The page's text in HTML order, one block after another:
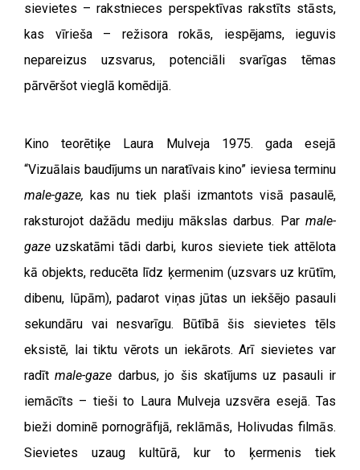
sievietes – rakstnieces perspektīvas rakstīts stāsts,
kas vīrieša – režisora rokās, iespējams, ieguvis
nepareizus uzsvarus, potenciāli svarīgas tēmas
pārvēršot vieglā komēdijā.
Kino teorētiķe Laura Mulveja 1975. gada esejā
“Vizuālais baudījums un naratīvais kino” ieviesa terminu
male-gaze, kas nu tiek plaši izmantots visā pasaulē,
raksturojot dažādu mediju mākslas darbus. Par male-
gazeuzskatāmi tādi darbi, kuros sieviete tiek attēlota
kā objekts, reducēta līdz ķermenim (uzsvars uz krūtīm,
dibenu, lūpām), padarot viņas jūtas un iekšējo pasauli
sekundāru vai nesvarīgu. Būtībā šis sievietes tēls
eksistē, lai tiktu vērots un iekārots. Arī sievietes var
radītmale-gaze darbus, jo šis skatījums uz pasauli ir
iemācīts – tieši to Laura Mulveja uzsvēra esejā. Tas
bieži dominē pornogrāfijā, reklāmās, Holivudas filmās.
Sievietes uzaug kultūrā, kur to ķermenis tiek